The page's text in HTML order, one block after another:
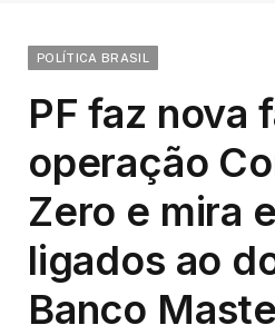
POLÍTICA BRASIL
PF faz nova
operação
Zero e mira
ligados ao
Banco